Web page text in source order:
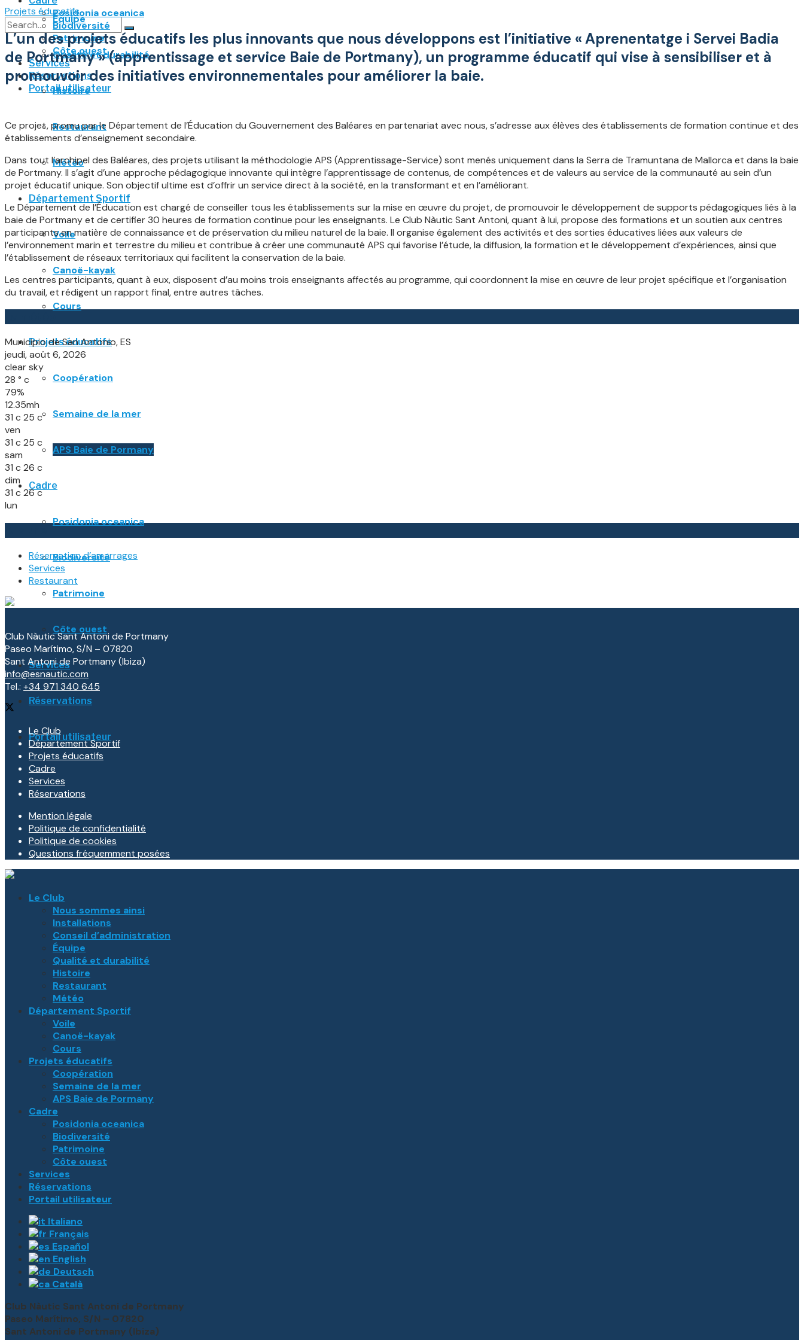
No Result
View All Result
Posidonia oceanica
Biodiversité
Patrimoine
Côte ouest
Services
Réservations
Portail utilisateur
Équipe
Qualité et durabilité
Histoire
Restaurant
Météo
Département Sportif
Voile
Canoë-kayak
Cours
Projets éducatifs
Coopération
Semaine de la mer
APS Baie de Pormany
Cadre
Posidonia oceanica
Biodiversité
Patrimoine
Côte ouest
Services
Réservations
Portail utilisateur
Projets éducatifs
L’un des projets éducatifs les plus innovants que nous développons est l’initiative « Aprenentatge i Servei Badia
de Portmany » (apprentissage et service Baie de Portmany), un programme éducatif qui vise à sensibiliser et à
promouvoir des initiatives environnementales pour améliorer la baie.
Ce projet, promu par le Département de l’Éducation du Gouvernement des Baléares en partenariat avec nous, s’adresse aux élèves des établissements de formation continue et des
établissements d’enseignement secondaire.
Dans tout l’archipel des Baléares, des projets utilisant la méthodologie APS (Apprentissage-Service) sont menés uniquement dans la Serra de Tramuntana de Mallorca et dans la baie
de Portmany. Il s’agit d’une approche pédagogique innovante qui intègre l’apprentissage de contenus, de compétences et de valeurs au service de la communauté au sein d’un
projet éducatif unique. Son objectif ultime est d’offrir un service direct à la société, en la transformant et en l’améliorant.
Le Département de l’Éducation est chargé de conseiller tous les établissements sur la mise en œuvre du projet, de promouvoir le développement de supports pédagogiques liés à la
baie de Portmany et de certifier 30 heures de formation continue pour les enseignants. Le Club Nàutic Sant Antoni, quant à lui, propose des formations et un soutien aux centres
participants en matière de connaissance et de préservation du milieu naturel de la baie. Il organise également des activités et des sorties éducatives liées aux valeurs de
l’environnement marin et terrestre du milieu et contribue à créer une communauté APS qui favorise l’étude, la diffusion, la formation et le développement d’expériences, ainsi que
l’établissement de réseaux territoriaux qui facilitent la conservation de la baie.
Les centres participants, quant à eux, disposent d’au moins trois enseignants affectés au programme, qui coordonnent la mise en œuvre de leur projet spécifique et l’organisation
du travail, et rédigent un rapport final, entre autres tâches.
Municipio de San Antonio, ES
jeudi, août 6, 2026
clear sky
28 ° c
79%
12.35mh
31 c 25 c
ven
31 c 25 c
sam
31 c 26 c
dim
31 c 26c
lun
Réservation d’amarrages
Services
Restaurant
Club Nàutic Sant Antoni de Portmany
Paseo Marítimo, S/N – 07820
Sant Antoni de Portmany (Ibiza)
info@esnautic.com
Tel.: +34 971 340 645
Le Club
Département Sportif
Projets éducatifs
Cadre
Services
Réservations
Mention légale
Politique de confidentialité
Politique de cookies
Questions fréquemment posées
Le Club
Nous sommes ainsi
Installations
Conseil d’administration
Équipe
Qualité et durabilité
Histoire
Restaurant
Météo
Département Sportif
Voile
Canoë-kayak
Cours
Projets éducatifs
Coopération
Semaine de la mer
APS Baie de Pormany
Cadre
Posidonia oceanica
Biodiversité
Patrimoine
Côte ouest
Services
Réservations
Portail utilisateur
Italiano
Français
Español
English
Deutsch
Català
Club Nàutic Sant Antoni de Portmany
Paseo Marítimo, S/N – 07820
Sant Antoni de Portmany (Ibiza)